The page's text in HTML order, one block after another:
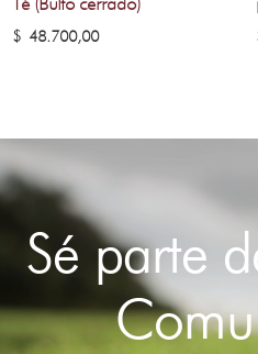
$ 48.700,00
Sé parte